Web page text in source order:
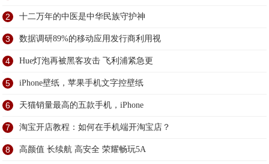
2 十二万年的中医是中华民族守护神
3 数据调研89%的移动应用发行商利用视
4 Hue灯泡再被黑客攻击 飞利浦紧急更
5 iPhone壁纸，苹果手机文字控壁纸
6 天猫销量最高的五款手机，iPhone
7 淘宝开店教程：如何在手机端开淘宝店？
8 高颜值 长续航 高安全 荣耀畅玩5A